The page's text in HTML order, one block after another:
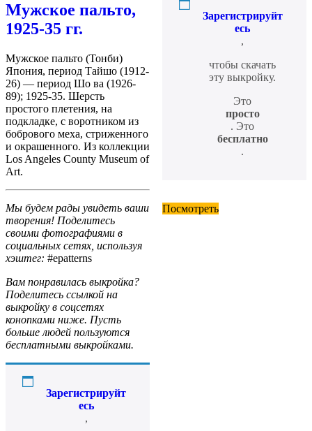
Мужское пальто,
1925-35 гг.
Мужское пальто (Тонби)
Япония, период Тайшо (1912-
26) — период Шо ва (1926-
89); 1925-35. Шерсть
простого плетения, на
подкладке, с воротником из
бобрового меха, стриженного
и окрашенного. Из коллекции
Los Angeles County Museum of
Art.
Мы будем рады увидеть ваши
творения! Поделитесь
своими фотографиями в
социальных сетях, используя
хэштег: #epatterns
Вам понравилась выкройка?
Поделитесь ссылкой на
выкройку в соцсетях
конопками ниже. Пусть
больше людей пользуются
бесплатными выкройками.
Зарегистрируйт
есь
,
Зарегистрируйт
есь
,
чтобы скачать
эту выкройку.
Это
просто
. Это
бесплатно
.
Посмотреть